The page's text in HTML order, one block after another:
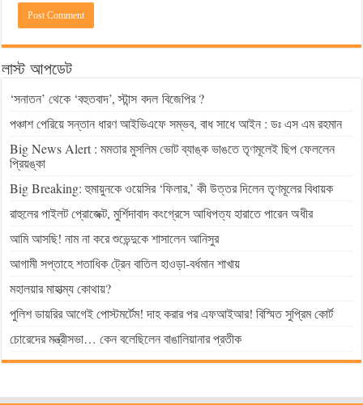
লাস্ট আপডেট
‘সনাতন’ থেকে ‘বহুতবাদ’, স্টান্স বদল বিজেপির ?
পঞ্চাশ পেরিয়ে সন্তান ধারণ আইভিএফে সম্ভব, বাধ সাধে আইন : ডঃ এস এম রহমান
Big News Alert : মমতার মুসলিম ভোট ব্যাঙ্ক ভাঙতে তৃণমূলেই ছিপ ফেললেন
প্রিয়ঙ্কা
Big Breaking: হুমায়ুনকে ওয়েসির ‘ফিলার,’ কী উত্তর দিলেন তৃণমূলের বিধায়ক
রাহুলের পাইলট প্রোজেক্ট, মুর্শিদাবাদ কংগ্রেসে আধিপত্য হারাতে পারেন অধীর
আমি আসছি! নাম না করে শুভেন্দুকে শাসালেন আনিসুর
আগামী সপ্তাহে শতাধিক ট্রেন বাতিল হাওড়া-বর্ধমান শাখায়
মহালয়ার মাহাত্ম্য কোথায়?
পুলিশ ডায়রির আগেই পোস্টমর্টেম! দাহ করার পর এফআইআর! বিস্মিত সুপ্রিম কোর্ট
চোরেদের মন্ত্রীসভা… কেন বলেছিলেন বাঙালিয়ানার প্রতীক